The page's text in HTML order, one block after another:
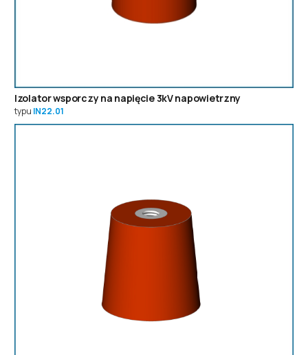
Izolator wsporczy na napięcie 3kV napowietrzny
typu IN22.01